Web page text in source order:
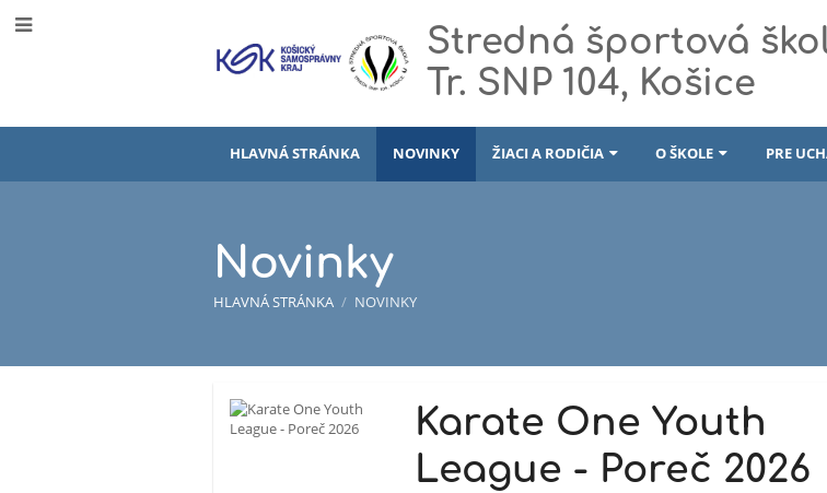
Stredná športová
Tr. SNP 104, Košice
HLAVNÁ STRÁNKA NOVINKY ŽIACI A RODIČIA O ŠKOLE PRE
Novinky
HLAVNÁ STRÁNKA / NOVINKY
Novinky
Karate One Youth
League - Poreč 2026